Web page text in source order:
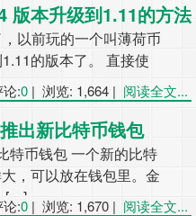
版本升级到1.11的方法
以前玩的一个叫薄荷币
的版本了。 直接使
:0 | 浏览: 1,664 | 阅读全文...
出新比特币钱包
特币钱包 一个新的比特
，可以放在钱包里。金
[…]
:0 | 浏览: 1,670 | 阅读全文...